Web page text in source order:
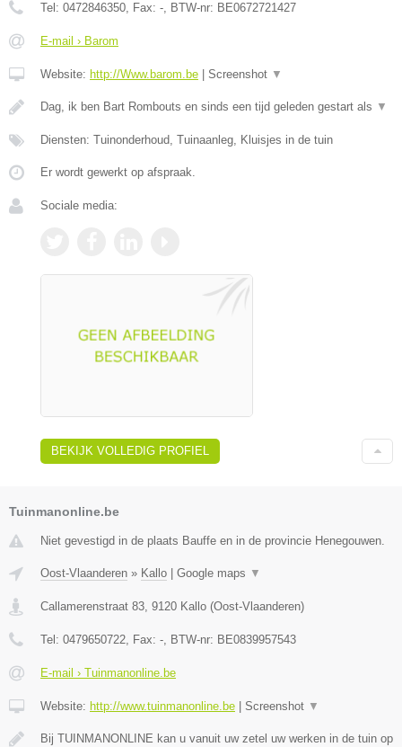
Tel: 0472846350, Fax: -, BTW-nr: BE0672721427
E-mail › Barom
Website: http://Www.barom.be Screenshot ▼
Dag, ik ben Bart Rombouts en sinds een tijd geleden gestart als ▼
Diensten: Tuinonderhoud, Tuinaanleg, Kluisjes in de tuin
Er wordt gewerkt op afspraak.
Sociale media:
BEKIJK VOLLEDIG PROFIEL
Tuinmanonline.be
Niet gevestigd in de plaats Bauffe en in de provincie Henegouwen.
Oost-Vlaanderen » Kallo Google maps ▼
Callamerenstraat 83 9120 Kallo (Oost-Vlaanderen)
Tel: 0479650722 , Fax: - , BTW-nr: BE0839957543
E-mail › Tuinmanonline.be
Website: http://www.tuinmanonline.be Screenshot ▼
Bij TUINMANONLINE kan u vanuit uw zetel uw werken in de tuin op